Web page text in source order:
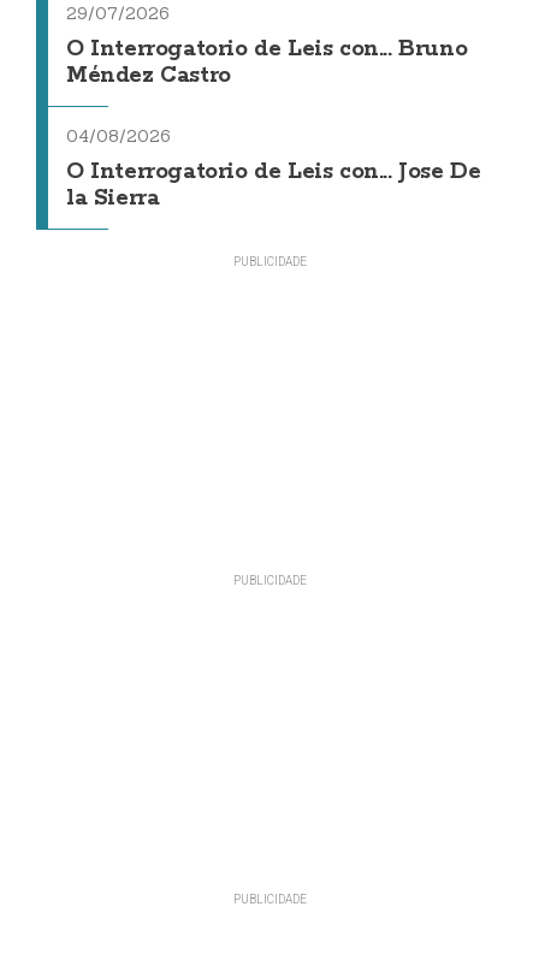
29/07/2026
O Interrogatorio de Leis con... Bruno
Méndez Castro
04/08/2026
O Interrogatorio de Leis con... Jose De
la Sierra